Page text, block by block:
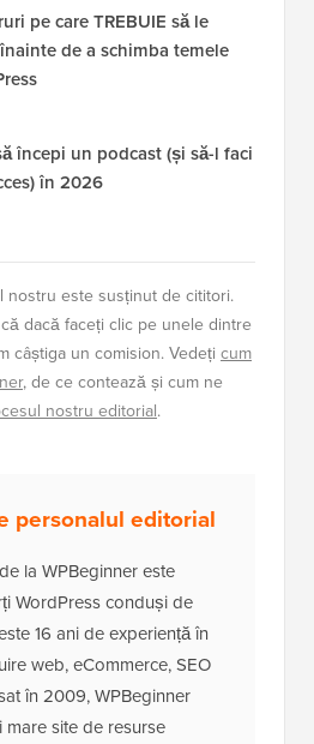
pe care TREBUIE să le
de a schimba temele
începi un podcast (și să-l faci
în 2026
nostru este susținut de cititori.
dacă faceți clic pe unele dintre
câștiga un comision. Vedeți cum
, de ce contează și cum ne
nostru editorial.
personalul editorial
la WPBeginner este
WordPress conduși de
16 ani de experiență în
web, eCommerce, SEO
în 2009, WPBeginner
mare site de resurse